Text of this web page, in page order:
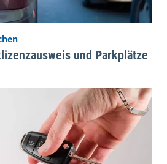
und Parkplätze